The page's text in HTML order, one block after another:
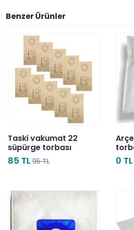
Benzer Ürünler
Taski vakumat 22
süpürge torbası
85 TL 95 TL 0 TL